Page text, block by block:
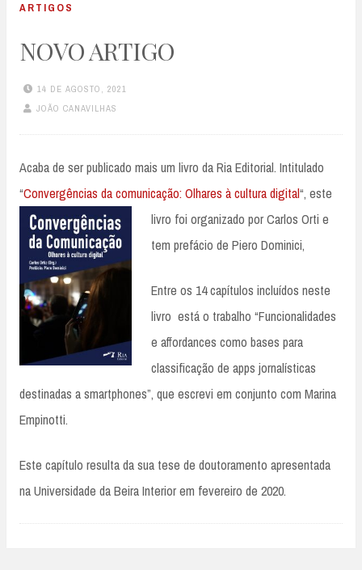
ARTIGOS
NOVO ARTIGO
14 DE AGOSTO, 2021
JOÃO CANAVILHAS
Acaba de ser publicado mais um livro da Ria Editorial. Intitulado
“Convergências da comunicação: Olhares à cultura digital“, este
livro foi organizado por Carlos Orti e
tem prefácio de Piero Dominici,
Entre os 14 capítulos incluídos neste
livro está o trabalho “Funcionalidades
e affordances como bases para
classificação de apps jornalísticas
destinadas a smartphones”, que escrevi em conjunto com Marina
Empinotti.
Este capítulo resulta da sua tese de doutoramento apresentada
na Universidade da Beira Interior em fevereiro de 2020.